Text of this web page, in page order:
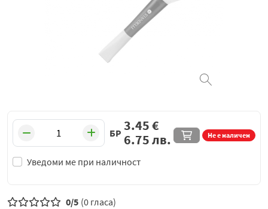
БР Не е наличен
Уведоми ме при наличност
3.45€
6.75лв.
0/5 (0 гласа)